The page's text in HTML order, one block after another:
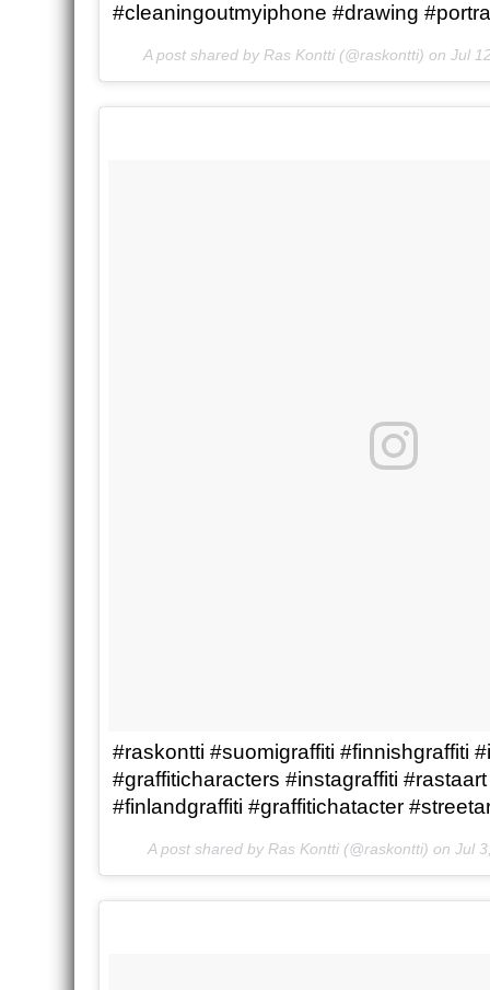
#cleaningoutmyiphone #drawing
A post shared by Ras Kontti (@raskontti) on Jul
#raskontti #suomigraffiti #finnishgraffiti
#graffiticharacters #instagraffiti
#finlandgraffiti #graffitichatacter
A post shared by Ras Kontti (@raskontti) on Jul